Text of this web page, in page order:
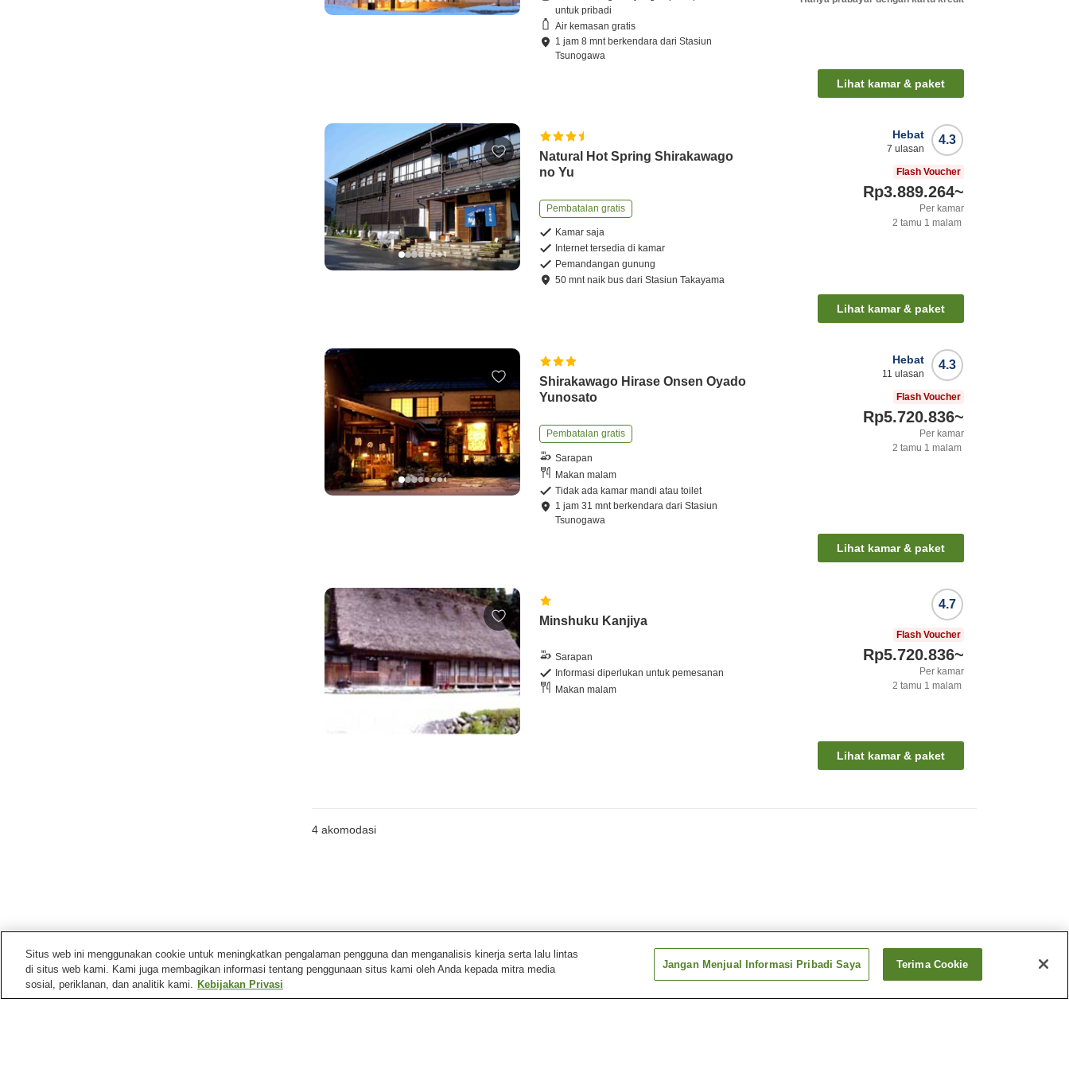
untuk pribadi
Air kemasan gratis
1 jam8 mnt berkendara dariStasiun
Tsunogawa
Lihat kamar & paket
Natural Hot Spring Shirakawago
no Yu
Pembatalan gratis
Kamar saja
Internet tersedia di kamar
Pemandangan gunung
50 mntnaik bus dariStasiun Takayama
4.3
Hebat
7 ulasan
Flash Voucher
Rp3.889.264~
Per kamar
2 tamu 1 malam
Lihat kamar & paket
Shirakawago Hirase Onsen Oyado
Yunosato
Pembatalan gratis
Sarapan
Makan malam
Tidak ada kamar mandi atau toilet
1 jam31 mnt berkendara dariStasiun
Tsunogawa
4.3
Hebat
11 ulasan
Flash Voucher
Rp5.720.836~
Per kamar
2 tamu 1 malam
Lihat kamar & paket
Minshuku Kanjiya
Sarapan
Informasi diperlukan untuk pemesanan
Makan malam
4.7
Flash Voucher
Rp5.720.836~
Per kamar
2 tamu 1 malam
Lihat kamar & paket
4 akomodasi
Desa Shirakawa
Situs web ini menggunakan cookie untuk meningkatkan pengalaman pengguna dan menganalisis kinerja serta lalu lintas
di situs web kami. Kami juga membagikan informasi tentang penggunaan situs kami oleh Anda kepada mitra media
sosial, periklanan, dan analitik kami. Kebijakan Privasi
Jangan Menjual Informasi Pribadi Saya Terima Cookie